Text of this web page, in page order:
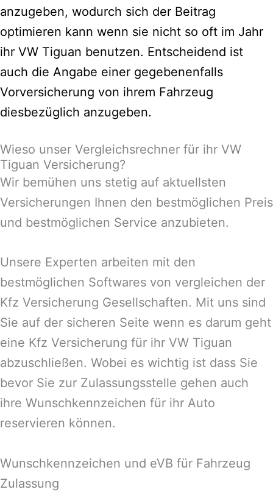
anzugeben, wodurch sich der Beitrag
optimieren kann wenn sie nicht so oft im Jahr
ihr VW Tiguan benutzen. Entscheidend ist
auch die Angabe einer gegebenenfalls
Vorversicherung von ihrem Fahrzeug
diesbezüglich anzugeben.
Wieso unser Vergleichsrechner für ihr VW
Tiguan Versicherung?
Wir bemühen uns stetig auf aktuellsten
Versicherungen Ihnen den bestmöglichen Preis
und bestmöglichen Service anzubieten.
Unsere Experten arbeiten mit den
bestmöglichen Softwares von vergleichen der
Kfz Versicherung Gesellschaften. Mit uns sind
Sie auf der sicheren Seite wenn es darum geht
eine Kfz Versicherung für ihr VW Tiguan
abzuschließen. Wobei es wichtig ist dass Sie
bevor Sie zur Zulassungsstelle gehen auch
ihre Wunschkennzeichen für ihr Auto
reservieren können.
Wunschkennzeichen und eVB für Fahrzeug
Zulassung